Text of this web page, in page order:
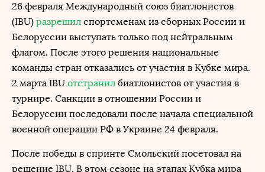
26 февраля Международный союз биатлонистов
(IBU) разрешил спортсменам из сборных России и
Белоруссии выступать только под нейтральным
флагом. После этого решения национальные
команды стран отказались от участия в Кубке мира.
2 марта IBU отстранил биатлонистов от участия в
турнире. Санкции в отношении России и
Белоруссии последовали после начала специальной
военной операции РФ в Украине 24 февраля.
После победы в спринте Смольский посетовал на
решение IBU. В этом сезоне на этапах Кубка мира